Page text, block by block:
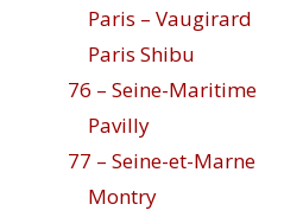
Paris – Vaugirard
Paris Shibu
76 – Seine-Maritime
Pavilly
77 – Seine-et-Marne
Montry